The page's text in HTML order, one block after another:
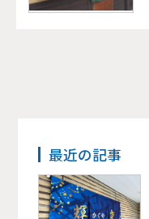
最近の記事